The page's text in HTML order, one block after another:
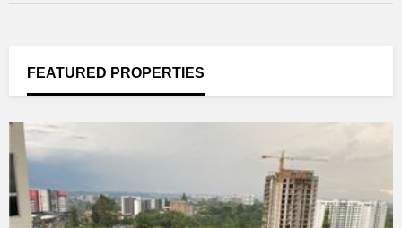
FEATURED PROPERTIES